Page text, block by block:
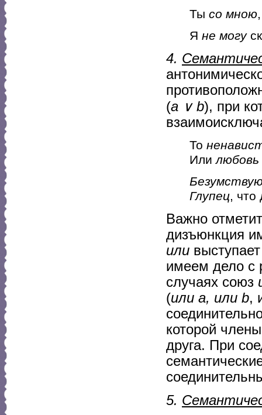
Ты со мною
Я не могу
4.
(a ∨ b), при
То
Илилюбовь
Глупец,
Важно
дизъюнкция
или
имеем дело с
случаях союз
(или a, или b,
которой
друга. При
5.